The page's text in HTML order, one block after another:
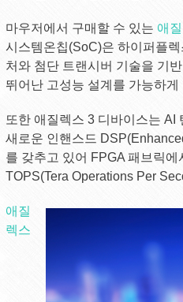
마우저에서 구매할 수 있는 애
시스템온칩(SoC)은 하이퍼플
처와 첨단 트랜시버 기술을 기
뛰어난 고성능 설계를 가능하게
또한 애질렉스 3 디바이스는 AI
새로운 인핸스드
를 갖추고 있어 FPGA 패브릭에
TOPS(Tera Operations Per
애질
렉스